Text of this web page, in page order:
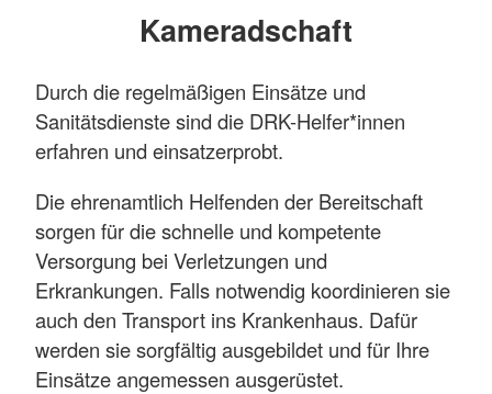
Kameradschaft
Durch die regelmäßigen Einsätze und
Sanitätsdienste sind die DRK-Helfer*innen
erfahren und einsatzerprobt.
Die ehrenamtlich Helfenden der Bereitschaft
sorgen für die schnelle und kompetente
Versorgung bei Verletzungen und
Erkrankungen. Falls notwendig koordinieren sie
auch den Transport ins Krankenhaus. Dafür
werden sie sorgfältig ausgebildet und für Ihre
Einsätze angemessen ausgerüstet.